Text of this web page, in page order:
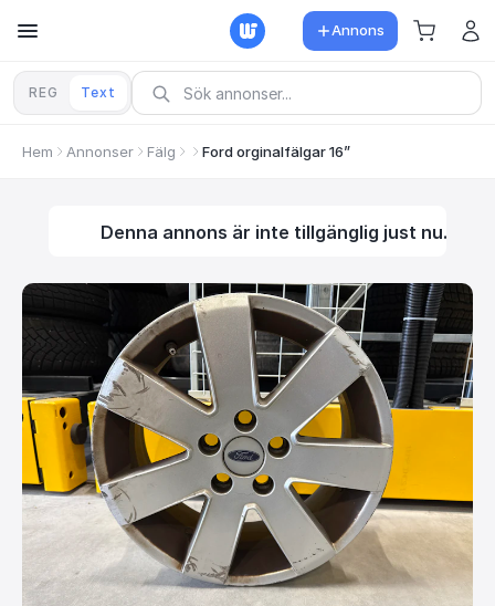
Annons
REG Text
Hem Annonser Fälg Ford orginalfälgar 16”
Denna annons är inte tillgänglig just nu.